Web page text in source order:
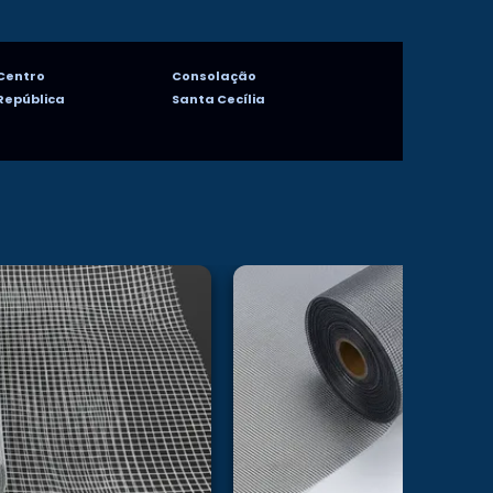
Consolação
Santa Cecília